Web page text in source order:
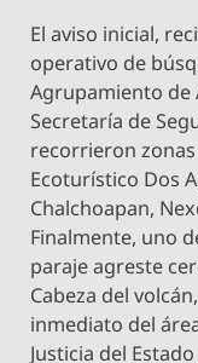
El aviso inicial,
operativo de
Agrupamiento de
Secretaría de
recorrieron
Ecoturístico Dos
Chalchoapan,
Finalmente, uno
paraje agreste
Cabeza del
inmediato del
Justicia del